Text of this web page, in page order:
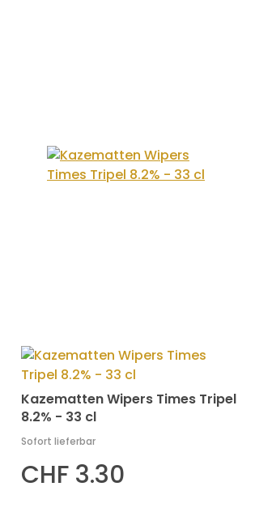
Kazematten Wipers Times Tripel
8.2% - 33 cl
Sofort lieferbar
CHF 3.30